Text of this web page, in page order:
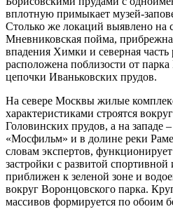
вплотную примыкает музей-
Столько же локаций выявлено на
Мневниковская пойма,
впадения Химки и северная
расположена поблизости от
цепочки Иваньковских прудов.
На севере Москвы жилые
характеристиками строятся
Головинских прудов, а на западе
«Мосфильм» и в долине реки
словам экспертов,
застройки с развитой
приближен к зеленой зоне и
вокруг Воронцовского парка.
массивов формируется по обоим